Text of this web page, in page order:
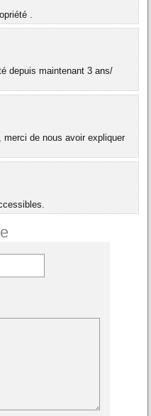
.
depuis maintenant 3 ans/
de nous avoir expliquer